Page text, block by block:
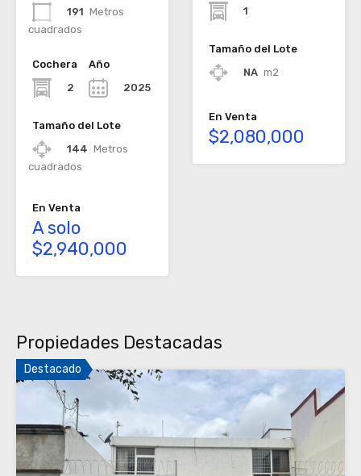
191 Metros
cuadrados
Cochera
2
Año
2025
Tamaño del Lote
144 Metros
cuadrados
En Venta
A solo
$2,940,000
1
Tamaño del Lote
NA m2
En Venta
$2,080,000
Propiedades Destacadas
Destacado